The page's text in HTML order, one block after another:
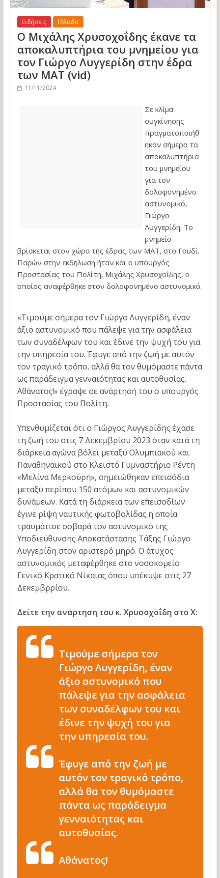
Ειδήσεις Ελλάδα
Ο Μιχάλης Χρυσοχοΐδης έκανε τα
αποκαλυπτήρια του μνημείου για
τον Γιώργο Λυγγερίδη στην έδρα
των ΜΑΤ (vid)
11/11/2024
Σε κλίμα
συγκίνησης
πραγματοποιήθ
ηκαν σήμερα τα
αποκαλυπτήρια
του μνημείου
για τον
δολοφονημένο
αστυνομικό,
Γιώργο
Λυγγερίδη. Το
μνημείο
βρίσκεται στον χώρο της έδρας των ΜΑΤ, στο Γουδί.
Παρών στην εκδήλωση ήταν και ο υπουργός
Προστασίας του Πολίτη, Μιχάλης Χρυσοχοΐδης, ο
οποίος αναφέρθηκε στον δολοφονημένο αστυνομικό.
«Τιμούμε σήμερα τον Γιώργο Λυγγερίδη, έναν
άξιο αστυνομικό που πάλεψε για την ασφάλεια
των συναδέλφων του και έδινε την ψυχή του για
την υπηρεσία του. Έφυγε από την ζωή με αυτόν
τον τραγικό τρόπο, αλλά θα τον θυμόμαστε πάντα
ως παράδειγμα γενναιότητας και αυτοθυσίας.
Αθάνατος!» έγραψε σε ανάρτησή του ο υπουργός
Προστασίας του Πολίτη.
Υπενθυμίζεται ότι ο Γιώργος Λυγγερίδης έχασε
τη ζωή του στις 7 Δεκεμβρίου 2023 όταν κατά τη
διάρκεια αγώνα βόλεϊ μεταξύ Ολυμπιακού και
Παναθηναϊκού στο Κλειστό Γυμναστήριο Ρέντη
«Μελίνα Μερκούρη», σημειώθηκαν επεισόδια
μεταξύ περίπου 150 ατόμων και αστυνομικών
δυνάμεων. Κατά τη διάρκεια των επεισοδίων
έγινε ρίψη ναυτικής φωτοβολίδας η οποία
τραυμάτισε σοβαρά τον αστυνομικό της
Υποδιεύθυνσης Αποκατάστασης Τάξης Γιώργο
Λυγγερίδη στον αριστερό μηρό. Ο άτυχος
αστυνομικός μεταφέρθηκε στο νοσοκομείο
Γενικό Κρατικό Νίκαιας όπου υπέκυψε στις 27
Δεκεμβρρίου.
Δείτε την ανάρτηση του κ. Χρυσοχοΐδη στο Χ:
Τιμούμε σήμερα τον
Γιώργο Λυγγερίδη, έναν
άξιο αστυνομικό που
πάλεψε για την ασφάλεια
των συναδέλφων του και
έδινε την ψυχή του για
την υπηρεσία του.
Έφυγε από την ζωή με
αυτόν τον τραγικό τρόπο,
αλλά θα τον θυμόμαστε
πάντα ως παράδειγμα
γενναιότητας και
αυτοθυσίας.
Αθάνατος!